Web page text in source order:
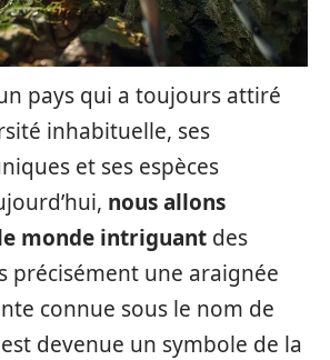
pays qui a toujours attiré
inhabituelle, ses
et ses espèces
nous allons
monde intriguant des
précisément une araignée
connue sous le nom de
devenue un symbole de la